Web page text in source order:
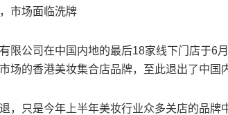
场面临洗牌
公司在中国内地的最后18家线下门店于6
场的香港美妆集合店品牌，至此退出了中国
只是今年上半年美妆行业众多关店的品牌